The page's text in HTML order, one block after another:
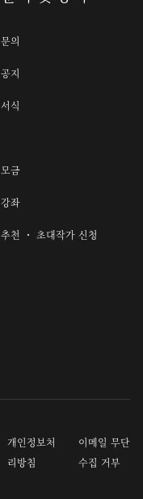
문의
공지
서식
모금
강좌
추천 ・ 초대작가 신청
개인정보처
리방침
이메일 무단
수집 거부